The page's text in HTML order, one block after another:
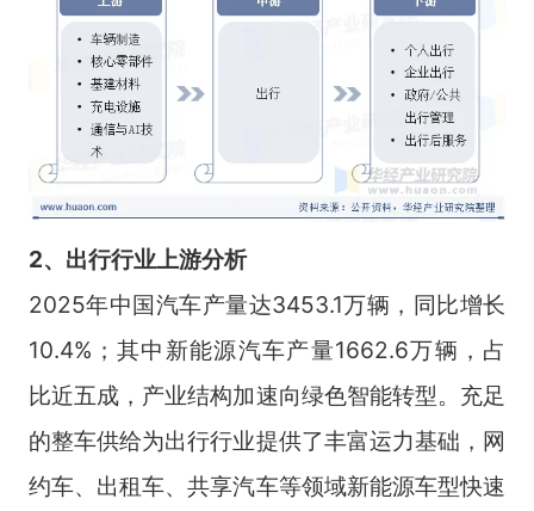
2、出行行业上游分析
2025年中国汽车产量达3453.1万辆，同比增长
10.4%；其中新能源汽车产量1662.6万辆，占
比近五成，产业结构加速向绿色智能转型。充足
的整车供给为出行行业提供了丰富运力基础，网
约车、出租车、共享汽车等领域新能源车型快速